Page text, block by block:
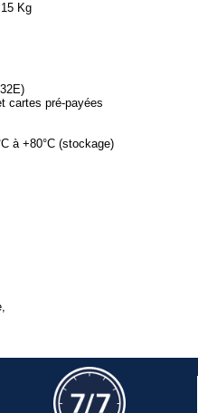
Kg
cartes pré-payées
à +80°C (stockage)